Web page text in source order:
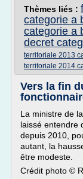
Thèmes liés :
categorie a
categorie a
decret
territoriale 2013
territoriale 2014
Vers la fin
La ministre de
laissé entendre
depuis 2010,
autant, la
être modeste.
Crédit photo ©